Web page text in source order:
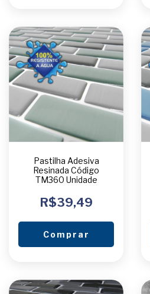
Pastilha Adesiva
Resinada Código
TM360 Unidade
R$39,49
Comprar